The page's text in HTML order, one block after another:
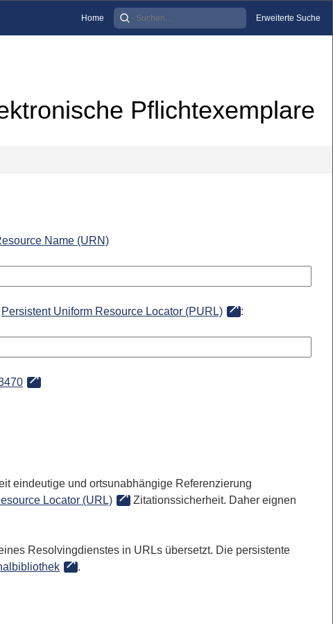
Home Erweiterte Suche
Pflichtexemplare
Name (URN)
Persistent Uniform Resource Locator (PURL) :
eindeutige und ortsunabhängige Referenzierung
Locator (URL)
Zitationssicherheit. Daher eignen
Resolvingdienstes in URLs übersetzt. Die persistente
.